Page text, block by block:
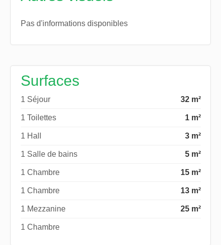
Pas d'informations disponibles
Surfaces
1 Séjour 32 m²
1 Toilettes 1 m²
1 Hall 3 m²
1 Salle de bains 5 m²
1 Chambre 15 m²
1 Chambre 13 m²
1 Mezzanine 25 m²
1 Chambre